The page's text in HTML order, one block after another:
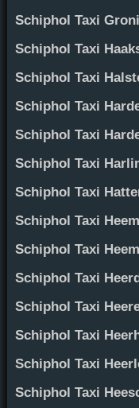
Schiphol Taxi
Schiphol Taxi
Schiphol Taxi
Schiphol Taxi
Schiphol Taxi
Schiphol Taxi
Schiphol Taxi
Schiphol Taxi
Schiphol Taxi
Schiphol Taxi
Schiphol Taxi
Schiphol Taxi
Schiphol Taxi
Schiphol Taxi